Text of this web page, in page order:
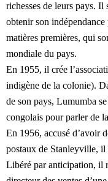
richesses de leurs pays.
obtenir son
matières premières, qui
mondiale du pays.
En 1955, il crée
indigène de la colonie).
de son pays, Lumumba
congolais pour parler de
En 1956, accusé d’avoir
postaux de Stanleyville, il
Libéré par anticipation, il